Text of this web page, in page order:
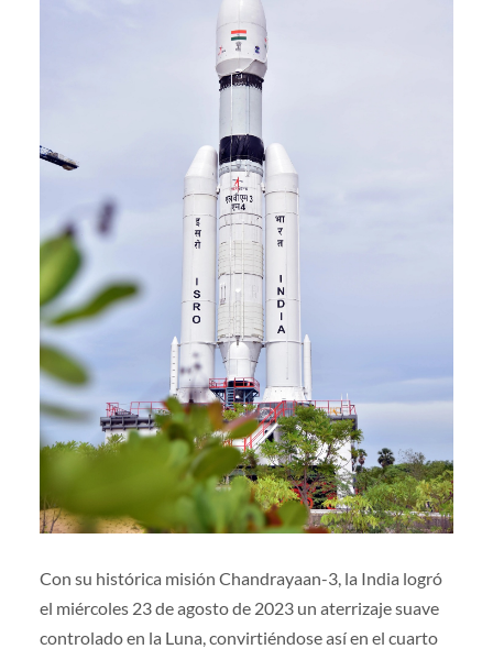
Con su histórica misión Chandrayaan-3, la India logró
el miércoles 23 de agosto de 2023 un aterrizaje suave
controlado en la Luna, convirtiéndose así en el cuarto